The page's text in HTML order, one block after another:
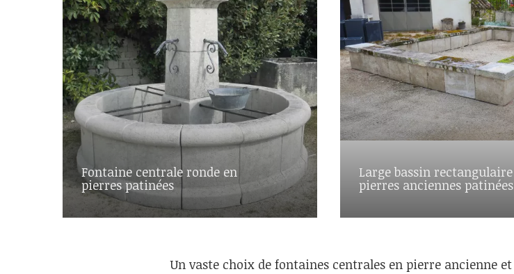
Fontaine centrale ronde en
pierres patinées
Large bassin
pierres anciennes patinées
Un vaste choix de fontaines centrales en pierre ancienne